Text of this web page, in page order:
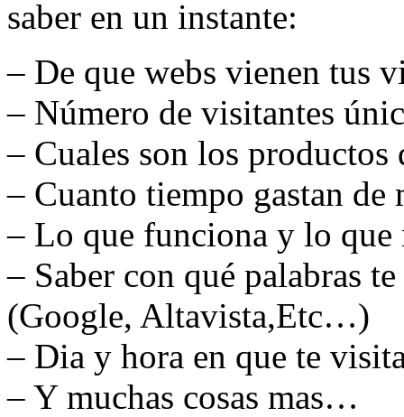
saber en un instante:
– De que webs vienen tus
– Número de visitantes
– Cuales son los productos
– Cuanto tiempo gastan de
– Lo que funciona y lo que
– Saber con qué palabras
(Google, Altavista,Etc…)
– Dia y hora en que te
– Y muchas cosas mas…